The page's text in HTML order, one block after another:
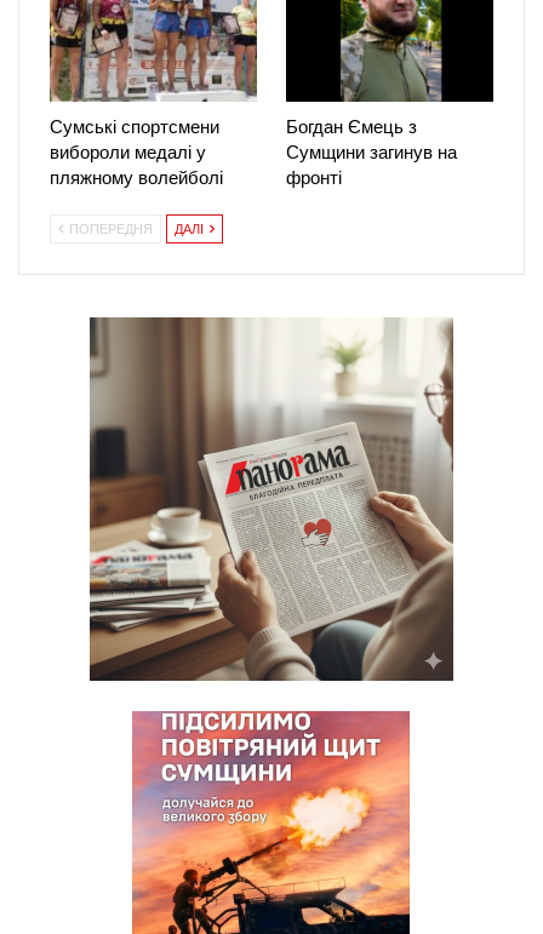
Сумські спортсмени
вибороли медалі у
пляжному волейболі
Богдан Ємець з
Сумщини загинув на
фронті
ПОПЕРЕДНЯ ДАЛІ